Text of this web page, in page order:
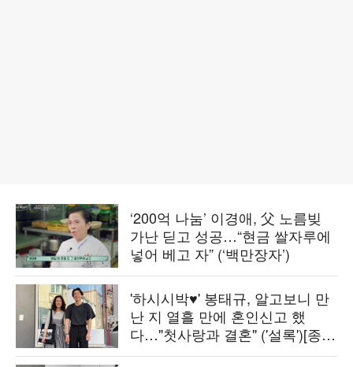
‘200억 나눔’ 이경애, 父 노름빚
가난 딛고 성공…“현금 쌀자루에
넣어 베고 자” (‘백만장자’)
'하시시박♥' 봉태규, 알고보니 만
난 지 열흘 만에 혼인신고 했
다…"첫사랑과 결혼" ('설록')[종
합]